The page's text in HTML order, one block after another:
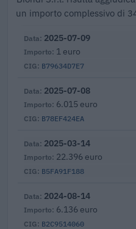
un importo complessivo di
B79634D7E7
2025-07-09
1 euro
B78EF424EA
2025-07-08
6.015 euro
B5FA91F188
2025-03-14
22.396 euro
B2C9514060
2024-08-14
6.136 euro